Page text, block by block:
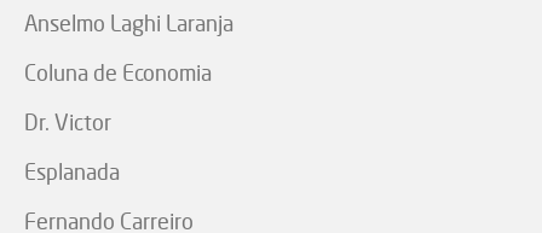
Anselmo Laghi Laranja
Coluna de Economia
Dr. Victor
Esplanada
Fernando Carreiro